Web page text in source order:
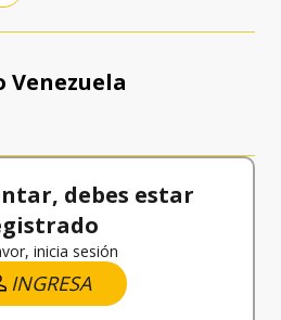
Venezuela
debes estar
inicia sesión
INGRESA